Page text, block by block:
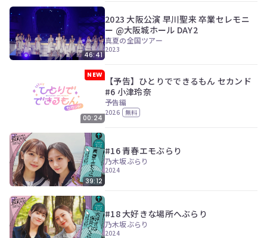
46:41
2023 大阪公演 早川聖来 卒業セレモニ
ー @大阪城ホール DAY2
真夏の全国ツアー
2023
NEW
00:24
【予告】ひとりでできるもん セカンド
#6 小津玲奈
予告編
2026 無料
39:12
#16 青春エモぶらり
乃木坂ぶらり
2024
#18 大好きな場所へぶらり
乃木坂ぶらり
2024